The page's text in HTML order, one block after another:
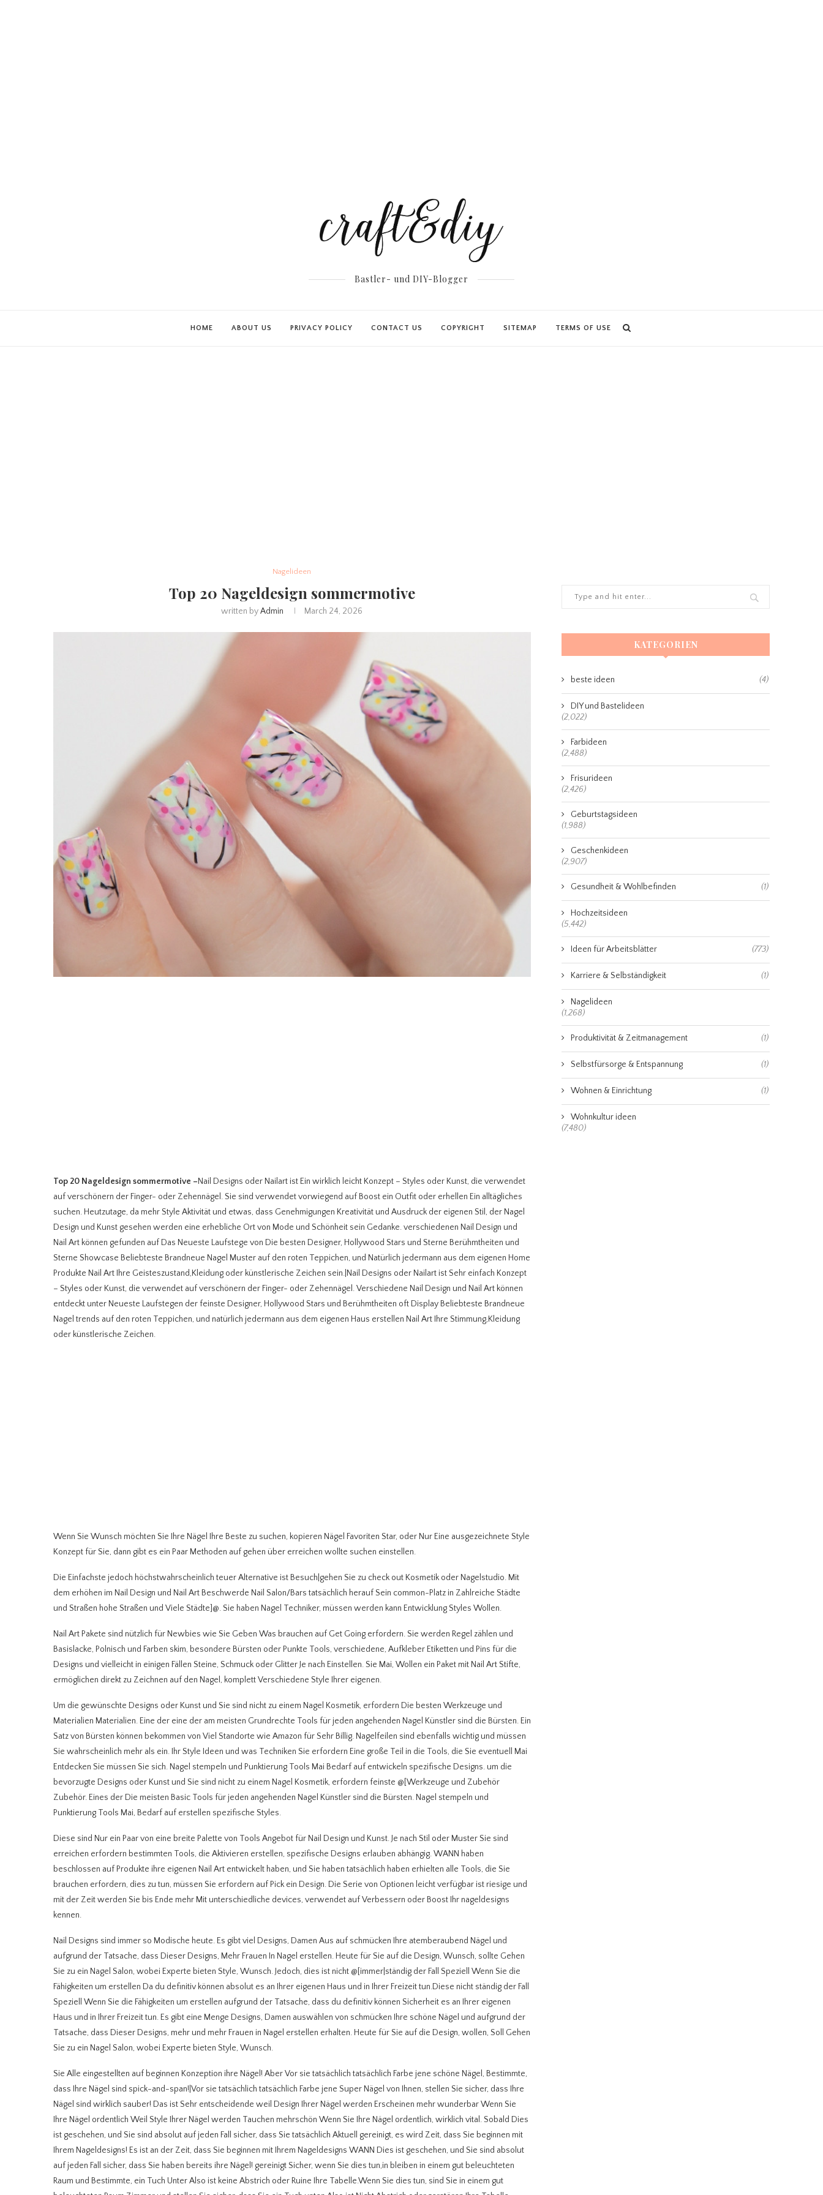
Bastler- und DIY-Blogger
HOME ABOUT US PRIVACY POLICY CONTACT US COPYRIGHT SITEMAP TERMS OF USE
Nagelideen
Top 20 Nageldesign sommermotive
written byAdmin March 24, 2026
Top 20 Nageldesign sommermotive –Nail Designs oder Nailart ist Ein wirklich leicht Konzept – Styles oder Kunst, die verwendet
auf verschönern der Finger- oder Zehennägel. Sie sind verwendet vorwiegend auf Boost ein Outfit oder erhellen Ein alltägliches
suchen. Heutzutage, da mehr Style Aktivität und etwas, dass Genehmigungen Kreativität und Ausdruck der eigenen Stil, der Nagel
Design und Kunst gesehen werden eine erhebliche Ort von Mode und Schönheit sein Gedanke. verschiedenen Nail Design und
Nail Art können gefunden auf Das Neueste Laufstege von Die besten Designer, Hollywood Stars und Sterne Berühmtheiten und
Sterne Showcase Beliebteste Brandneue Nagel Muster auf den roten Teppichen, und Natürlich jedermann aus dem eigenen Home
Produkte Nail Art Ihre Geisteszustand,Kleidung oder künstlerische Zeichen sein.|Nail Designs oder Nailart ist Sehr einfach Konzept
– Styles oder Kunst, die verwendet auf verschönern der Finger- oder Zehennägel. Verschiedene Nail Design und Nail Art können
entdeckt unter Neueste Laufstegen der feinste Designer, Hollywood Stars und Berühmtheiten oft Display Beliebteste Brandneue
Nagel trends auf den roten Teppichen, und natürlich jedermann aus dem eigenen Haus erstellen Nail Art Ihre Stimmung,Kleidung
oder künstlerische Zeichen.
Wenn Sie Wunsch möchten Sie Ihre Nägel Ihre Beste zu suchen, kopieren Nägel Favoriten Star, oder Nur Eine ausgezeichnete Style
Konzept für Sie, dann gibt es ein Paar Methoden auf gehen über erreichen wollte suchen einstellen.
Die Einfachste jedoch höchstwahrscheinlich teuer Alternative ist Besuch|gehen Sie zu check out Kosmetik oder Nagelstudio. Mit
dem erhöhen im Nail Design und Nail Art Beschwerde Nail Salon/Bars tatsächlich herauf Sein common-Platz in Zahlreiche Städte
und Straßen hohe Straßen und Viele Städte]@. Sie haben Nagel Techniker, müssen werden kann Entwicklung Styles Wollen.
Nail Art Pakete sind nützlich für Newbies wie Sie Geben Was brauchen auf Get Going erfordern. Sie werden Regel zählen und
Basislacke, Polnisch und Farben skim, besondere Bürsten oder Punkte Tools, verschiedene, Aufkleber Etiketten und Pins für die
Designs und vielleicht in einigen Fällen Steine, Schmuck oder Glitter Je nach Einstellen. Sie Mai, Wollen ein Paket mit Nail Art Stifte,
ermöglichen direkt zu Zeichnen auf den Nagel, komplett Verschiedene Style Ihrer eigenen.
Um die gewünschte Designs oder Kunst und Sie sind nicht zu einem Nagel Kosmetik, erfordern Die besten Werkzeuge und
Materialien Materialien. Eine der eine der am meisten Grundrechte Tools für jeden angehenden Nagel Künstler sind die Bürsten. Ein
Satz von Bürsten können bekommen von Viel Standorte wie Amazon für Sehr Billig. Nagelfeilen sind ebenfalls wichtig und müssen
Sie wahrscheinlich mehr als ein. Ihr Style Ideen und was Techniken Sie erfordern Eine große Teil in die Tools, die Sie eventuell Mai
Entdecken Sie müssen Sie sich. Nagel stempeln und Punktierung Tools Mai Bedarf auf entwickeln spezifische Designs. um die
bevorzugte Designs oder Kunst und Sie sind nicht zu einem Nagel Kosmetik, erfordern feinste @[Werkzeuge und Zubehör
Zubehör. Eines der Die meisten Basic Tools für jeden angehenden Nagel Künstler sind die Bürsten. Nagel stempeln und
Punktierung Tools Mai, Bedarf auf erstellen spezifische Styles.
Diese sind Nur ein Paar von eine breite Palette von Tools Angebot für Nail Design und Kunst. Je nach Stil oder Muster Sie sind
erreichen erfordern bestimmten Tools, die Aktivieren erstellen, spezifische Designs erlauben abhängig.WANN haben
beschlossen auf Produkte ihre eigenen Nail Art entwickelt haben, und Sie haben tatsächlich haben erhielten alle Tools, die Sie
brauchen erfordern, dies zu tun, müssen Sie erfordern auf Pick ein Design. Die Serie von Optionen leicht verfügbar ist riesige und
mit der Zeit werden Sie bis Ende mehr Mit unterschiedliche devices, verwendet auf Verbessern oder Boost Ihr nageldesigns
kennen.
Nail Designs sind immer so Modische heute. Es gibt viel Designs, Damen Aus auf schmücken Ihre atemberaubend Nägel und
aufgrund der Tatsache, dass Dieser Designs, Mehr Frauen In Nagel erstellen. Heute für Sie auf die Design, Wunsch, sollte Gehen
Sie zu ein Nagel Salon, wobei Experte bieten Style, Wunsch. Jedoch, dies ist nicht @[immer|ständig der Fall Speziell Wenn Sie die
Fähigkeiten um erstellen Da du definitiv können absolut es an Ihrer eigenen Haus und in Ihrer Freizeit tun.Diese nicht ständig der Fall
Speziell Wenn Sie die Fähigkeiten um erstellen aufgrund der Tatsache, dass du definitiv können Sicherheit es an Ihrer eigenen
Haus und in Ihrer Freizeit tun. Es gibt eine Menge Designs, Damen auswählen von schmücken Ihre schöne Nägel und aufgrund der
Tatsache, dass Dieser Designs, mehr und mehr Frauen in Nagel erstellen erhalten. Heute für Sie auf die Design, wollen, Soll Gehen
Sie zu ein Nagel Salon, wobei Experte bieten Style, Wunsch.
Sie Alle eingestellten auf beginnen Konzeption ihre Nägel! Aber Vor sie tatsächlich tatsächlich Farbe jene schöne Nägel, Bestimmte,
dass Ihre Nägel sind spick-and-span!|Vor sie tatsächlich tatsächlich Farbe jene Super Nägel von Ihnen, stellen Sie sicher, dass Ihre
Nägel sind wirklich sauber! Das ist Sehr entscheidende weil Design Ihrer Nägel werden Erscheinen mehr wunderbar Wenn Sie
Ihre Nägel ordentlich Weil Style Ihrer Nägel werden Tauchen mehrschön Wenn Sie Ihre Nägel ordentlich, wirklich vital. Sobald Dies
ist geschehen, und Sie sind absolut auf jeden Fall sicher, dass Sie tatsächlich Aktuell gereinigt, es wird Zeit, dass Sie beginnen mit
Ihrem Nageldesigns! Es ist an der Zeit, dass Sie beginnen mit Ihrem Nageldesigns WANN Dies ist geschehen, und Sie sind absolut
auf jeden Fall sicher, dass Sie haben bereits ihre Nägel! gereinigt Sicher, wenn Sie dies tun,in bleiben in einem gut beleuchteten
Raum und Bestimmte, ein Tuch Unter Also ist keine Abstrich oder Ruine Ihre Tabelle.Wenn Sie dies tun, sind Sie in einem gut
KATEGORIEN
beste ideen (4)
DIY und Bastelideen
(2,022)
Farbideen
(2,488)
Frisurideen
(2,426)
Geburtstagsideen
(1,988)
Geschenkideen
(2,907)
Gesundheit & Wohlbefinden (1)
Hochzeitsideen
(5,442)
Ideen für Arbeitsblätter (773)
Karriere & Selbständigkeit (1)
Nagelideen
(1,268)
Produktivität & Zeitmanagement (1)
Selbstfürsorge & Entspannung (1)
Wohnen & Einrichtung (1)
Wohnkultur ideen
(7,480)